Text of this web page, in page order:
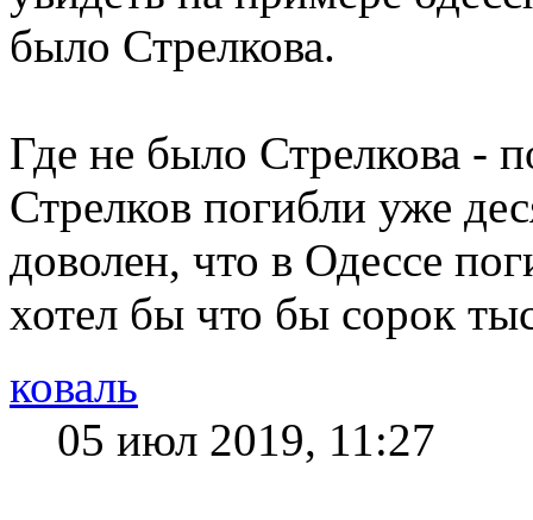
было Стрелкова.
Где не было Стрелкова -
Стрелков погибли уже
доволен, что в Одессе
хотел бы что бы сорок
коваль
05 июл 2019, 11:27